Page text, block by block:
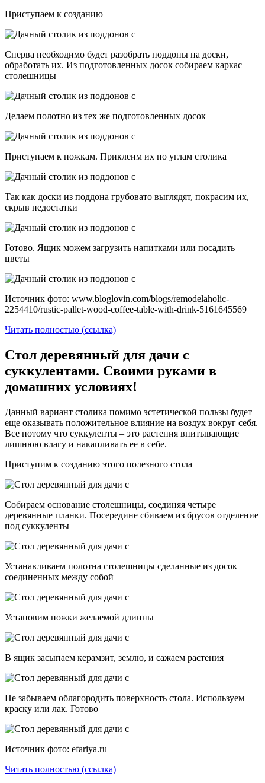
Приступаем к созданию
Сперва необходимо будет разобрать поддоны на доски,
обработать их. Из подготовленных досок собираем каркас
столешницы
Делаем полотно из тех же подготовленных досок
Приступаем к ножкам. Приклеим их по углам столика
Так как доски из поддона грубовато выглядят, покрасим их,
скрыв недостатки
Готово. Ящик можем загрузить напитками или посадить
цветы
Источник фото: www.bloglovin.com/blogs/remodelaholic-
2254410/rustic-pallet-wood-coffee-table-with-drink-5161645569
Читать полностью (ссылка)
Стол деревянный для дачи с
суккулентами. Своими руками в
домашних условиях!
Данный вариант столика помимо эстетической пользы будет
еще оказывать положительное влияние на воздух вокруг себя.
Все потому что суккуленты – это растения впитывающие
лишнюю влагу и накапливать ее в себе.
Приступим к созданию этого полезного стола
Собираем основание столешницы, соединяя четыре
деревянные планки. Посередине сбиваем из брусов отделение
под суккуленты
Устанавливаем полотна столешницы сделанные из досок
соединенных между собой
Установим ножки желаемой длинны
В ящик засыпаем керамзит, землю, и сажаем растения
Не забываем облагородить поверхность стола. Используем
краску или лак. Готово
Источник фото: efariya.ru
Читать полностью (ссылка)